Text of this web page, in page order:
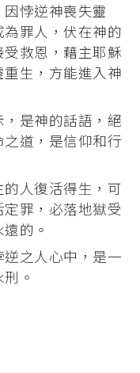
悖逆神喪失靈
罪人，伏在神的
救恩，藉主耶穌
生，方能進入神
是神的話語，絕
道，是信仰和行
人復活得生，可
罪，必落地獄受
的。
之人心中，是一
。